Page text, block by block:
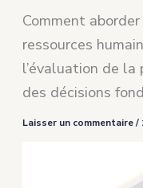
Comment
ressources
l’évaluation de la
des décisions
Laisser un commentaire/